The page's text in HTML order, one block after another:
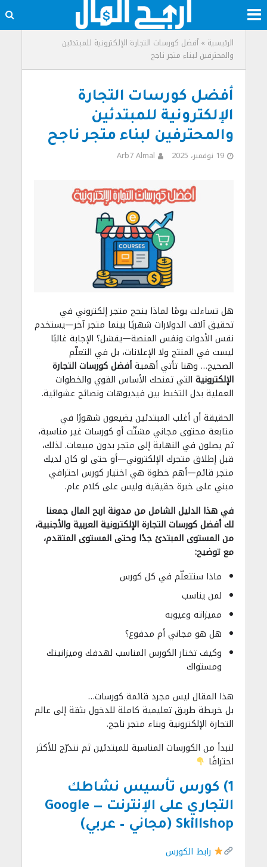
الرئيسية »أفضل كورسات التجارة الإلكترونية للمبتدئين
والمحترفين لبناء متجر ناجح
أفضل كورسات التجارة
الإلكترونية للمبتدئين
والمحترفين لبناء متجر ناجح
19 نوفمبر، 2025 Arb7 Almal
هل تساءلت يومًا لماذا ينجح متجر إلكتروني في
تحقيق آلاف الدولارات شهريًا بينما متجر آخر—يستخدم
نفس الأدوات ونفس المنصة—يفشل؟ الإجابة غالبًا
ليست في المنتج ولا الإعلانات، بل في التعلّم
الصحيح… وهنا تأتي أهميةأفضل كورسات التجارة
الإلكترونية التي تمنحك الأساس القوي والخطوات
العملية بدل التخبط بين فيديوهات ونصائح عشوائية.
الحقيقة أن أغلب المبتدئين يضيعون شهورًا في
متابعة محتوى مجاني مشتّت أو كورسات غير مناسبة،
ثم يصلون في النهاية إلى متجر بدون مبيعات. لذلك،
قبل إطلاق متجرك الإلكتروني—أو حتى لو كان لديك
متجر قائم—أهم خطوة هي اختيار كورس احترافي
مبني على خبرة حقيقية وليس على كلام عام.
في هذا الدليل الشامل من مدونة اربح المال جمعنا
لك أفضل كورسات التجارة الإلكترونية العربية والأجنبية،
من المستوى المبتدئ جدًا وحتى المستوى المتقدم،
مع توضيح:
ماذا ستتعلّم في كل كورس
لمن يناسب
مميزاته وعيوبه
هل هو مجاني أم مدفوع؟
وكيف تختار الكورس المناسب لهدفك وميزانيتك
ومستواك
هذا المقال ليس مجرد قائمة كورسات…
بل خريطة طريق تعليمية كاملة للدخول بثقة إلى عالم
التجارة الإلكترونية وبناء متجر ناجح.
لنبدأ من الكورسات المناسبة للمبتدئين ثم نتدرّج للأكثر
احترافًا
1) كورس تأسيس نشاطك
التجاري على الإنترنت — Google
Skillshop (مجاني – عربي)
رابط الكورس